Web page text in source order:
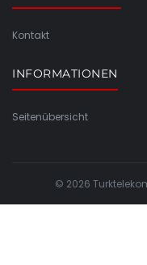
Kontakt
INFORMATIONEN
Seitenübersicht
© 2026